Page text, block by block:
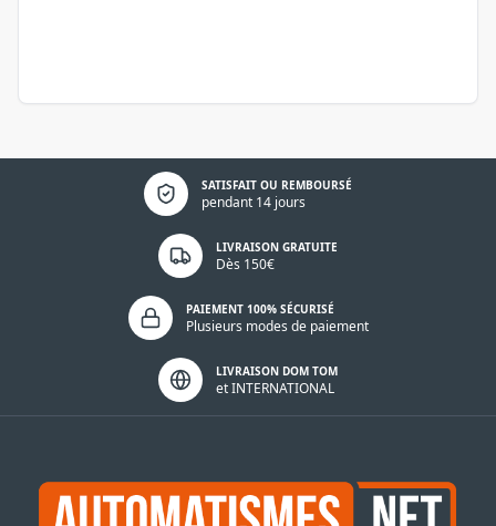
SATISFAIT OU REMBOURSÉ
pendant 14 jours
Politique de confidentialité
LIVRAISON GRATUITE
Dès 150€
PAIEMENT 100% SÉCURISÉ
Plusieurs modes de paiement
LIVRAISON DOM TOM
et INTERNATIONAL